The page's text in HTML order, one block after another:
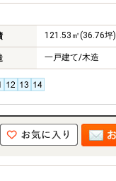
121.53㎡(36.76坪)
一戸建て/木造